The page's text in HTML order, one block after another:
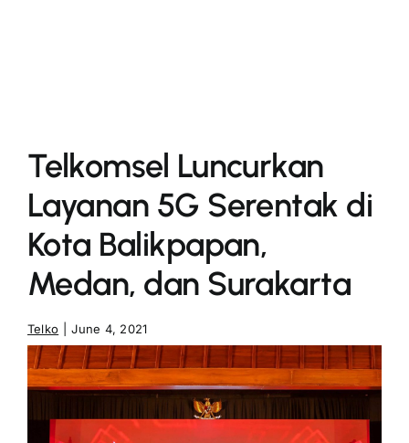
Telkomsel Luncurkan
Layanan 5G Serentak di
Kota Balikpapan,
Medan, dan Surakarta
Telko June 4, 2021